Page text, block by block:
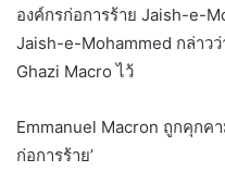
องค์กรก่อการร้าย Jaish-e-
Jaish-e-Mohammed กล่าว
Ghazi Macro ไว้
Emmanuel Macron ถูกคุกค
ก่อการร้าย’